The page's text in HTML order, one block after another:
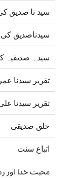
سید نا صدیق
سیدناصدیق
سیدہ صدیقیہ
تقریر سیدنا
تقریر سیدنا
خلق صدیقی
اتباع سنت
محبت خدا اور